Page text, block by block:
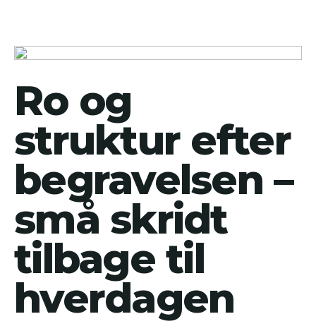
Ro og
struktur efter
begravelsen –
små skridt
tilbage til
hverdagen